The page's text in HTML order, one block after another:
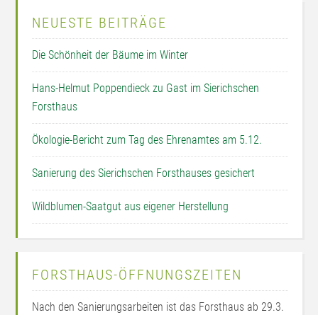
NEUESTE BEITRÄGE
Die Schönheit der Bäume im Winter
Hans-Helmut Poppendieck zu Gast im Sierichschen
Forsthaus
Ökologie-Bericht zum Tag des Ehrenamtes am 5.12.
Sanierung des Sierichschen Forsthauses gesichert
Wildblumen-Saatgut aus eigener Herstellung
FORSTHAUS-ÖFFNUNGSZEITEN
Nach den Sanierungsarbeiten ist das Forsthaus ab 29.3.